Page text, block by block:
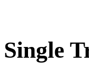
Single